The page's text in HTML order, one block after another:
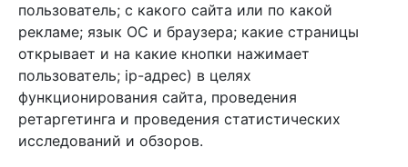
Арбен текстиль г. Щелково, пер.
1-й Советский д.25, владение 2.
Мы в соц. сетях
пользователь; с какого сайта или по какой
рекламе; язык ОС и браузера; какие страницы
открывает и на какие кнопки нажимает
пользователь; ip-адрес) в целях
функционирования сайта, проведения
ретаргетинга и проведения статистических
исследований и обзоров.